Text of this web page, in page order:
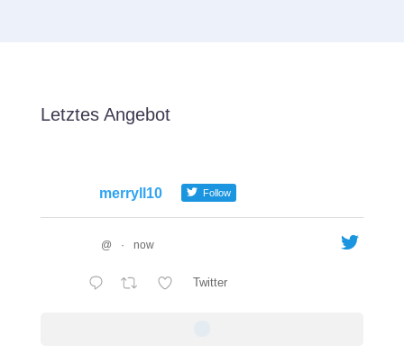
Letztes Angebot
merryll10 Follow
@ · now
Twitter